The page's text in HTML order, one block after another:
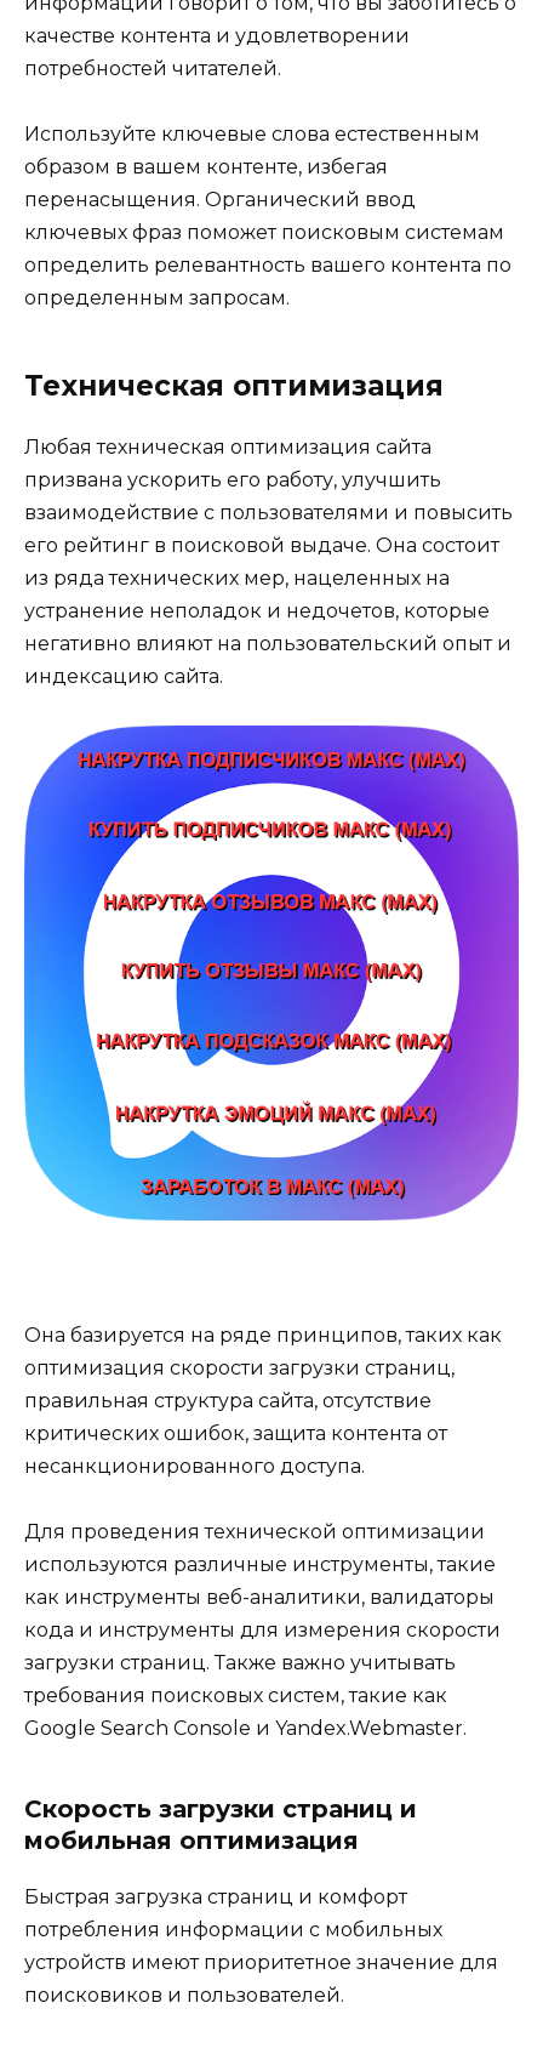
качестве контента и удовлетворении
потребностей читателей.
Используйте ключевые слова естественным
образом в вашем контенте, избегая
перенасыщения. Органический ввод
ключевых фраз поможет поисковым системам
определить релевантность вашего контента по
определенным запросам.
Техническая оптимизация
Любая техническая оптимизация сайта
призвана ускорить его работу, улучшить
взаимодействие с пользователями и повысить
его рейтинг в поисковой выдаче. Она состоит
из ряда технических мер, нацеленных на
устранение неполадок и недочетов, которые
негативно влияют на пользовательский опыт и
индексацию сайта.
Она базируется на ряде принципов, таких как
оптимизация скорости загрузки страниц,
правильная структура сайта, отсутствие
критических ошибок, защита контента от
несанкционированного доступа.
Для проведения технической оптимизации
используются различные инструменты, такие
как инструменты веб-аналитики, валидаторы
кода и инструменты для измерения скорости
загрузки страниц. Также важно учитывать
требования поисковых систем, такие как
Google Search Console и Yandex.Webmaster.
Скорость загрузки страниц и
мобильная оптимизация
Быстрая загрузка страниц и комфорт
потребления информации с мобильных
устройств имеют приоритетное значение для
поисковиков и пользователей.